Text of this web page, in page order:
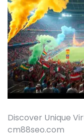
Discover Unique
cm88seo.com